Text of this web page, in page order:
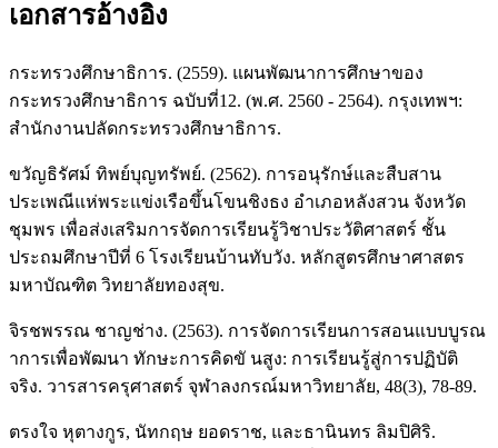
เอกสารอ้างอิง
กระทรวงศึกษาธิการ. (2559). แผนพัฒนาการศึกษาของ
กระทรวงศึกษาธิการ ฉบับที่12. (พ.ศ. 2560 - 2564). กรุงเทพฯ:
สำนักงานปลัดกระทรวงศึกษาธิการ.
ขวัญธิรัศม์ ทิพย์บุญทรัพย์. (2562). การอนุรักษ์และสืบสาน
ประเพณีแห่พระแข่งเรือขึ้นโขนชิงธง อำเภอหลังสวน จังหวัด
ชุมพร เพื่อส่งเสริมการจัดการเรียนรู้วิชาประวัติศาสตร์ ชั้น
ประถมศึกษาปีที่ 6 โรงเรียนบ้านทับวัง. หลักสูตรศึกษาศาสตร
มหาบัณฑิต วิทยาลัยทองสุข.
จิรชพรรณ ชาญช่าง. (2563). การจัดการเรียนการสอนแบบบูรณ
าการเพื่อพัฒนา ทักษะการคิดขั นสูง: การเรียนรู้สู่การปฏิบัติ
จริง. วารสารครุศาสตร์ จุฬาลงกรณ์มหาวิทยาลัย, 48(3), 78-89.
ตรงใจ หุตางกูร, นัทกฤษ ยอดราช, และธานินทร ลิมปิศิริ.